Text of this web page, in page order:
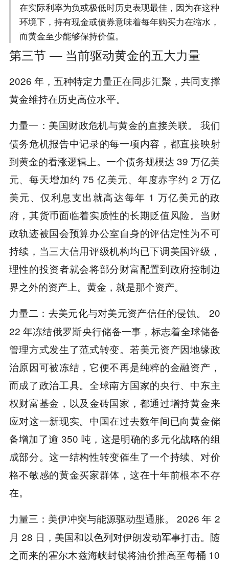
在实际利率为负或极低时历史表现最佳，因为在这种
环境下，持有现金或债券意味着每年购买力在缩水，
而黄金至少能够保持价值。
第三节 — 当前驱动黄金的五大力量
2026 年，五种特定力量正在同步汇聚，共同支撑
黄金维持在历史高位水平。
力量一 ：美国财政危机与黄金的直接关联。 我们
债务危机报告中记录的每一项内容，都直接映射
到黄金的看涨逻辑上。一个债务规模达 39 万亿美
元、每天增加约 75 亿美元、年度赤字约 2 万亿
美元、仅利息支出就高达每年 1 万亿美元的政
府，其货币面临着实质性的长期贬值风险。当财
政轨迹被国会预算办公室自身的评估定性为不可
持续，当三大信用评级机构均已下调美国评级，
理性的投资者就会将部分财富配置到政府控制边
界之外的资产上。黄金，就是那个资产。
力量二 ：去美元化与对美元资产信任的侵蚀。 20
22 年冻结俄罗斯央行储备一事，标志着全球储备
管理方式发生了范式转变。若美元资产因地缘政
治原因可被冻结，它便不再是纯粹的金融资产，
而成了政治工具。全球南方国家的央行、中东主
权财富基金，以及金砖国家，都通过增持黄金来
应对这一新现实。中国在过去数年间已向黄金储
备增加了逾 350 吨，这是明确的多元化战略的组
成部分。这一结构性转变催生了一个持续、对价
格不敏感的黄金买家群体，这在十年前根本不存
在。
力量三 ：美伊冲突与能源驱动型通胀。 2026 年 2
月 28 日，美国和以色列对伊朗发动军事打击。随
之而来的霍尔木兹海峡封锁将油价推高至每桶 10